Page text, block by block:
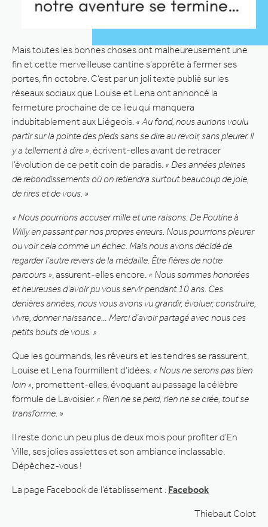
Mais toutes les bonnes choses ont malheureusement une
fin et cette merveilleuse cantine s’apprête à fermer ses
portes, fin octobre. C’est par un joli texte publié sur les
réseaux sociaux que Louise et Lena ont annoncé la
fermeture prochaine de ce lieu qui manquera
indubitablement aux Liégeois. « Au fond, nous aurions voulu
partir sur la pointe des pieds sans se dire au revoir, sans pleurer. Il
y a tellement à dire » , écrivent-elles avant de retracer
l’évolution de ce petit coin de paradis. « Des années pleines
de rebondissements où on retiendra surtout beaucoup de joie,
de rires et de vous. »
« Nous pourrions accuser mille et une raisons. De Poutine à
Willy en passant par nos propres erreurs. Nous pourrions pleurer
ou voir cela comme un échec. Mais nous avons décidé de
regarder l’autre revers de la médaille. Être fières de notre
parcours » , assurent-elles encore. « Nous sommes honorées
et heureuses d’avoir pu vous servir pendant 10 ans. Ces
denières années, nous vous avons vu grandir, évoluer, construire,
vivre, donner naissance… Merci d’avoir partagé avec nous ces
petits bouts de vous. »
Que les gourmands, les rêveurs et les tendres se rassurent,
Louise et Lena fourmillent d’idées. « Nous ne serons pas bien
loin » , promettent-elles, évoquant au passage la célèbre
formule de Lavoisier. « Rien ne se perd, rien ne se crée, tout se
transforme. »
Il reste donc un peu plus de deux mois pour profiter d’En
Ville, ses jolies assiettes et son ambiance inclassable.
Dépêchez-vous !
La page Facebook de l’établissement : Facebook
Thiebaut Colot